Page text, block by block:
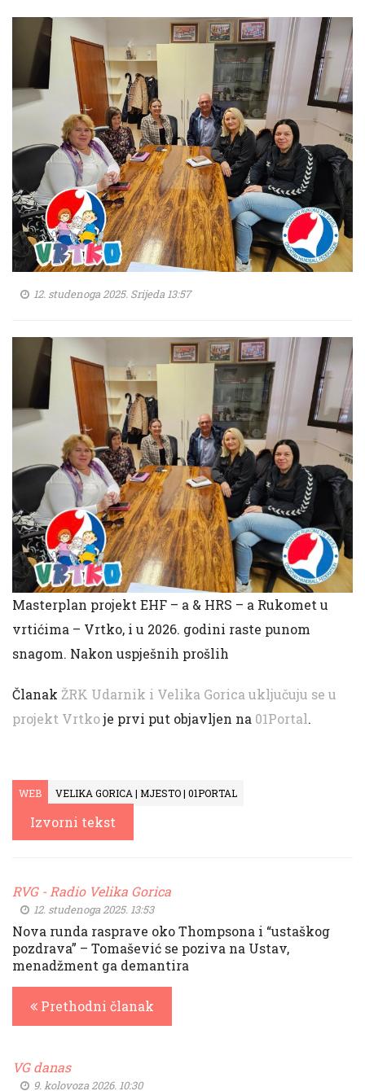
12. studenoga 2025. Srijeda 13:57
Masterplan projekt EHF – a & HRS – a Rukomet u
vrtićima – Vrtko, i u 2026. godini raste punom
snagom. Nakon uspješnih prošlih
Članak ŽRK Udarnik i Velika Gorica uključuju se u
projekt Vrtkoje prvi put objavljen na 01Portal.
WEB VELIKA GORICA | MJESTO | 01PORTAL
Izvorni tekst
RVG - Radio Velika Gorica
12. studenoga 2025. 13:53
Nova runda rasprave oko Thompsona i “ustaškog
pozdrava” – Tomašević se poziva na Ustav,
menadžment ga demantira
Prethodni članak
VG danas
9. kolovoza 2026. 10:30